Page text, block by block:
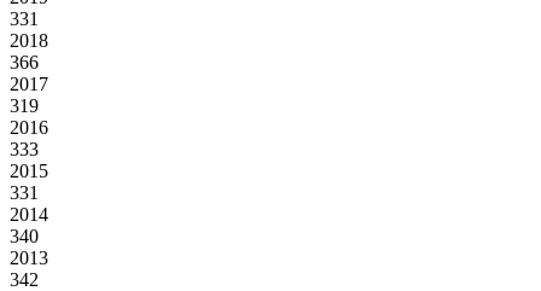
331
2018
366
2017
319
2016
333
2015
331
2014
340
2013
342